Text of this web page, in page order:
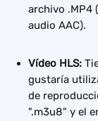
archivo .MP4
audio AAC).
Vídeo HLS:
gustaría
de
".m3u8" y el